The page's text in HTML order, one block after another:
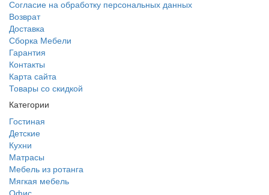
Согласие на обработку персональных данных
Возврат
Доставка
Сборка Мебели
Гарантия
Контакты
Карта сайта
Товары со скидкой
Категории
Гостиная
Детские
Кухни
Матрасы
Мебель из ротанга
Мягкая мебель
Офис